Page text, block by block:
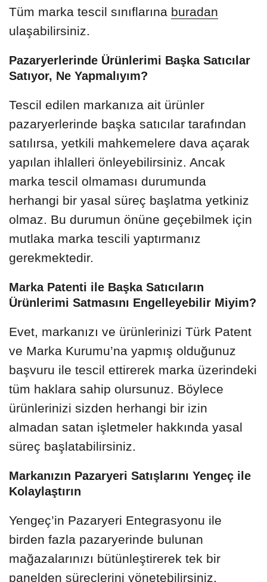
Tüm marka tescil sınıflarına buradan
ulaşabilirsiniz.
Pazaryerlerinde Ürünlerimi Başka Satıcılar
Satıyor, Ne Yapmalıyım?
Tescil edilen markanıza ait ürünler
pazaryerlerinde başka satıcılar tarafından
satılırsa, yetkili mahkemelere dava açarak
yapılan ihlalleri önleyebilirsiniz. Ancak
marka tescil olmaması durumunda
herhangi bir yasal süreç başlatma yetkiniz
olmaz. Bu durumun önüne geçebilmek için
mutlaka marka tescili yaptırmanız
gerekmektedir.
Marka Patenti ile Başka Satıcıların
Ürünlerimi Satmasını Engelleyebilir Miyim?
Evet, markanızı ve ürünlerinizi Türk Patent
ve Marka Kurumu’na yapmış olduğunuz
başvuru ile tescil ettirerek marka üzerindeki
tüm haklara sahip olursunuz. Böylece
ürünlerinizi sizden herhangi bir izin
almadan satan işletmeler hakkında yasal
süreç başlatabilirsiniz.
Markanızın Pazaryeri Satışlarını Yengeç ile
Kolaylaştırın
Yengeç’in Pazaryeri Entegrasyonu ile
birden fazla pazaryerinde bulunan
mağazalarınızı bütünleştirerek tek bir
panelden süreçlerini yönetebilirsiniz.